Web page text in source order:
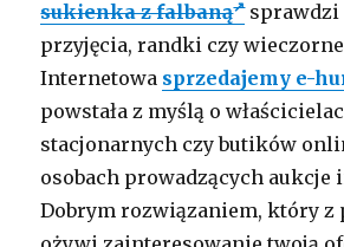
sukienka z falbaną
sprawdzi
przyjęcia, randki czy
Internetowa sprzedajemy e-
powstała z myślą o
stacjonarnych czy butików
osobach prowadzących aukcje
Dobrym rozwiązaniem, który z